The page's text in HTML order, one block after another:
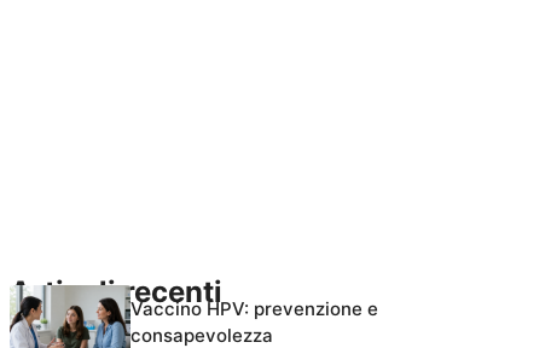
Articoli recentiVaccino HPV: prevenzione e
consapevolezza